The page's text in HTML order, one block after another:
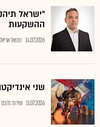
"ישראל
ההשקעות
14.07.2026 נתנאל אריאל
שני
11.07.2026 שירות גלובס